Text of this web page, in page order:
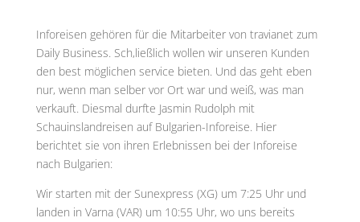
Inforeisen gehören für die Mitarbeiter von travianet zum
Daily Business. Sch,ließlich wollen wir unseren Kunden
den best möglichen service bieten. Und das geht eben
nur, wenn man selber vor Ort war und weiß, was man
verkauft. Diesmal durfte Jasmin Rudolph mit
Schauinslandreisen auf Bulgarien-Inforeise. Hier
berichtet sie von ihren Erlebnissen bei der Inforeise
nach Bulgarien:
Wir starten mit der Sunexpress (XG) um 7:25 Uhr und
landen in Varna (VAR) um 10:55 Uhr, wo uns bereits